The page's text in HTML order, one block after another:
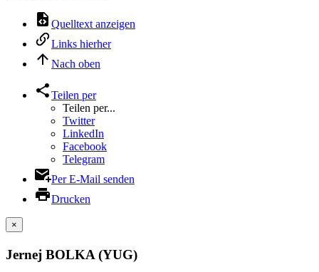
Quelltext anzeigen
Links hierher
Nach oben
Teilen per
Teilen per...
Twitter
LinkedIn
Facebook
Telegram
Per E-Mail senden
Drucken
×
Jernej BOLKA (YUG)